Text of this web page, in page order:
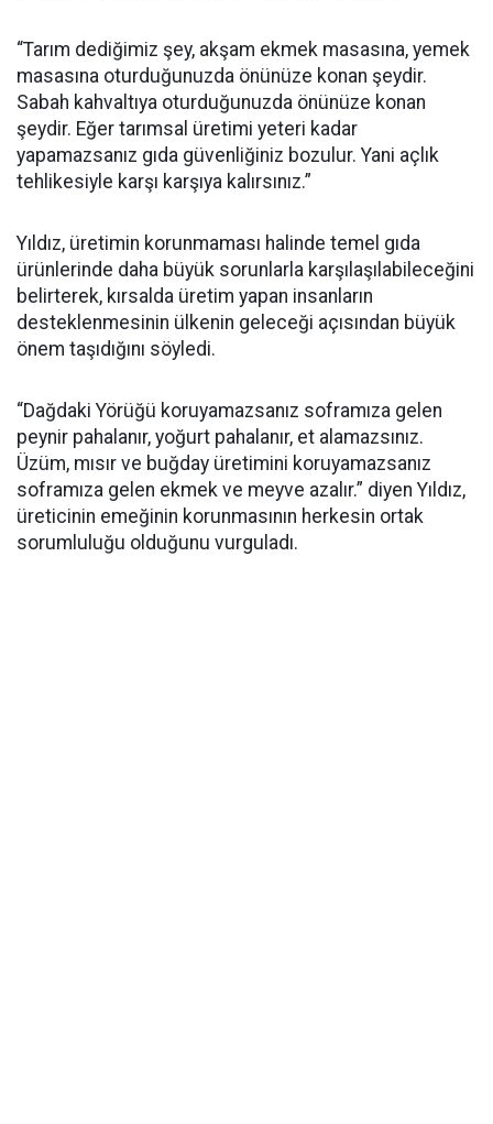
“Tarım dediğimiz şey, akşam ekmek masasına, yemek
masasına oturduğunuzda önünüze konan şeydir.
Sabah kahvaltıya oturduğunuzda önünüze konan
şeydir. Eğer tarımsal üretimi yeteri kadar
yapamazsanız gıda güvenliğiniz bozulur. Yani açlık
tehlikesiyle karşı karşıya kalırsınız.”
Yıldız, üretimin korunmaması halinde temel gıda
ürünlerinde daha büyük sorunlarla karşılaşılabileceğini
belirterek, kırsalda üretim yapan insanların
desteklenmesinin ülkenin geleceği açısından büyük
önem taşıdığını söyledi.
“Dağdaki Yörüğü koruyamazsanız soframıza gelen
peynir pahalanır, yoğurt pahalanır, et alamazsınız.
Üzüm, mısır ve buğday üretimini koruyamazsanız
soframıza gelen ekmek ve meyve azalır.” diyen Yıldız,
üreticinin emeğinin korunmasının herkesin ortak
sorumluluğu olduğunu vurguladı.